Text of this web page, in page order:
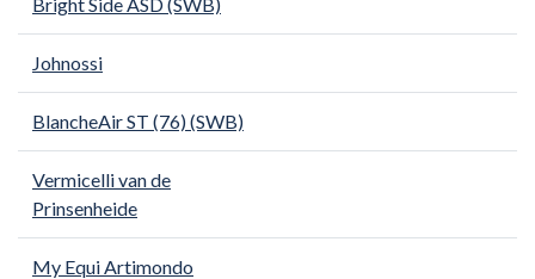
Johnossi
BlancheAir ST (76) (SWB)
Vermicelli van de
Prinsenheide
My Equi Artimondo